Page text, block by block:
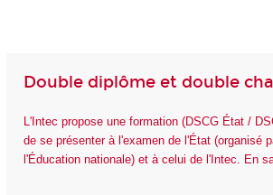
Double diplôme et double
L'Intec propose une formation (DSCG État /
de se présenter à l'examen de l'État (organisé
l'Éducation nationale) et à celui de l'Intec. En